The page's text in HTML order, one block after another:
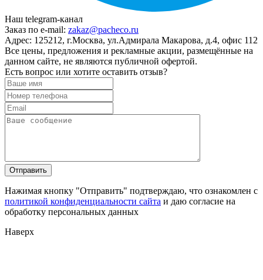
Наш telegram-канал
Заказ по e-mail: zakaz@pacheco.ru
Адрес: 125212, г.Москва, ул.Адмирала Макарова, д.4, офис 112
Все цены, предложения и рекламные акции, размещённые на
данном сайте, не являются публичной офертой.
Есть вопрос или хотите оставить отзыв?
Нажимая кнопку "Отправить" подтверждаю, что ознакомлен с
политикой конфиденциальности сайта и даю согласие на
обработку персональных данных
Наверх